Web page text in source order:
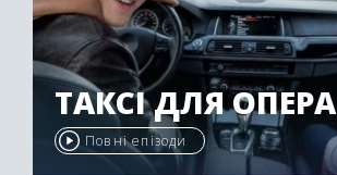
ТАКСІ ДЛЯ ОПЕРА
Повні епізоди